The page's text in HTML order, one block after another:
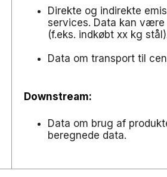
Direkte og indirekte
services. Data kan være
(f.eks. indkøbt xx kg
Data om transport til
Downstream:
Data om brug af
beregnede data.